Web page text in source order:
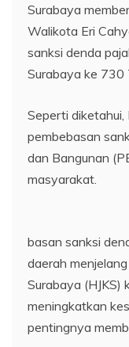
Surabaya
Walikota Eri
sanksi denda
Surabaya ke 730
Seperti diketahui,
pembebasan
dan Bangunan
masyarakat.
basan sanksi
daerah
Surabaya (HJKS)
meningkatkan
pentingnya